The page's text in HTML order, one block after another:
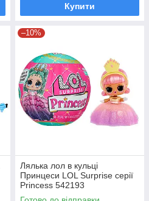
Купити
–10%
Лялька лол в кульці
Принцеси LOL Surprise серії
Princess 542193